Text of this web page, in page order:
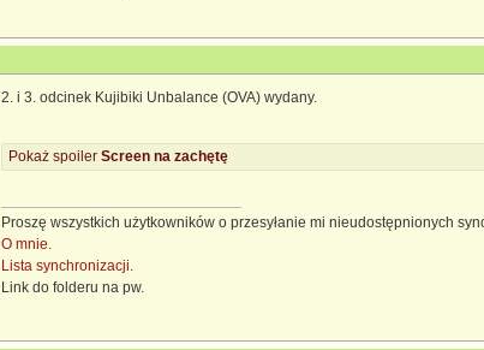
2. i 3. odcinek Kujibiki Unbalance (OVA) wydany.
Pokaż spoiler Screen na zachętę
Proszę wszystkich użytkowników o przesyłanie mi nieudostępnionych
O mnie.
Lista synchronizacji.
Link do folderu na pw.